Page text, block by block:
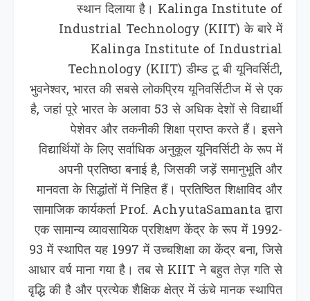
स्थान दिलाया है। Kalinga Institute of
Industrial Technology (KIIT) के बारे में
Kalinga Institute of Industrial
Technology (KIIT) डीम्ड टू बी यूनिवर्सिटी,
भुवनेश्वर, भारत की सबसे लोकप्रिय यूनिवर्सिटीज में से एक
है, जहां पूरे भारत के अलावा 53 से अधिक देशों से विद्यार्थी
पेशेवर और तकनीकी शिक्षा प्राप्त करते हैं। इसने
विद्यार्थियों के लिए सर्वाधिक अनुकूल यूनिवर्सिटी के रूप में
अपनी प्रतिष्ठा बनाई है, जिसकी जड़ें समानुभूति और
मानवता के सिद्धांतों में निहित हैं। प्रतिष्ठित शिक्षाविद और
सामाजिक कार्यकर्ता Prof. AchyutaSamanta द्वारा
एक सामान्य व्यावसायिक प्रशिक्षण केंद्र के रूप में 1992-
93 में स्थापित यह 1997 में उच्चशिक्षा का केंद्र बना, जिसे
आधार वर्ष माना गया है। तब से KIIT ने बहुत तेज़ गति से
वृद्धि की है और प्रत्येक शैक्षिक क्षेत्र में ऊंचे मानक स्थापित